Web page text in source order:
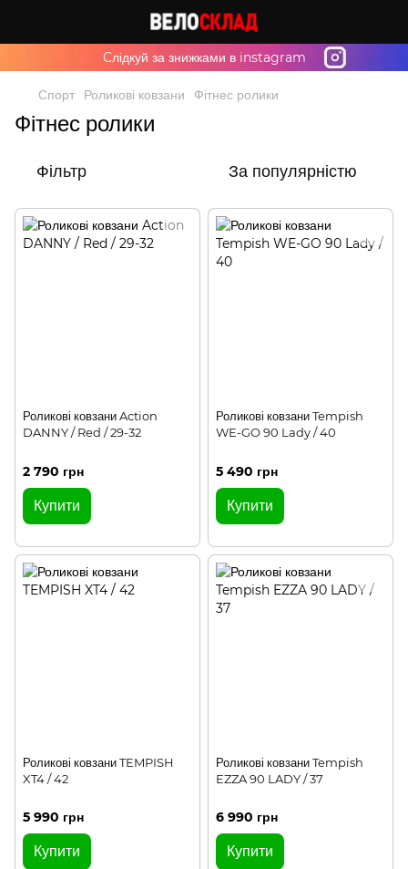
Cлідкуй за знижками в instagram
Спорт Роликові ковзани Фітнес ролики
Фітнес ролики
Фільтр За популярністю
Роликові ковзани Action
DANNY / Red / 29-32
2 790 грн
Купити
Роликові ковзани Tempish
WE-GO 90 Lady / 40
5 490 грн
Купити
Роликові ковзани TEMPISH
XT4 / 42
5 990 грн
Купити
Роликові ковзани Tempish
EZZA 90 LADY / 37
6 990 грн
Купити